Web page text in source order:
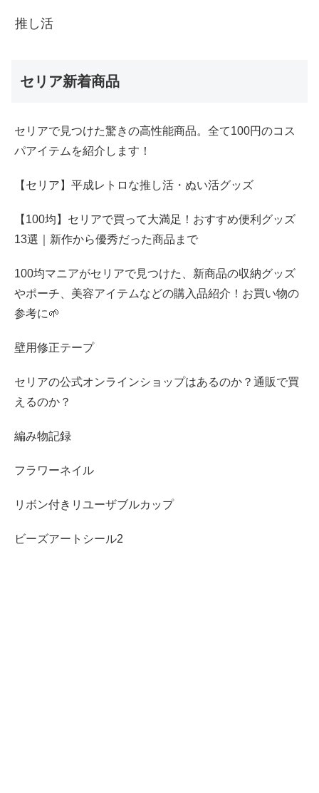
推し活
セリア新着商品
セリアで見つけた驚きの高性能商品。全て100円のコス
パアイテムを紹介します！
【セリア】平成レトロな推し活・ぬい活グッズ
【100均】セリアで買って大満足！おすすめ便利グッズ
13選｜新作から優秀だった商品まで
100均マニアがセリアで見つけた、新商品の収納グッズ
やポーチ、美容アイテムなどの購入品紹介！お買い物の
参考に🌱
壁用修正テープ
セリアの公式オンラインショップはあるのか？通販で買
えるのか？
編み物記録
フラワーネイル
リボン付きリユーザブルカップ
ビーズアートシール2